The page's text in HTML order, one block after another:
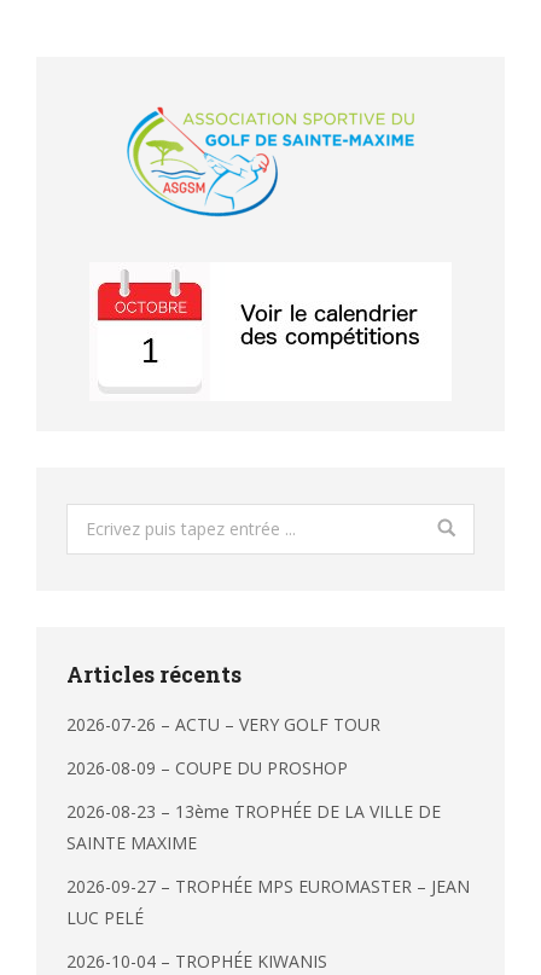
Search:
Articles récents
2026-07-26 – ACTU – VERY GOLF TOUR
2026-08-09 – COUPE DU PROSHOP
2026-08-23 – 13ème TROPHÉE DE LA VILLE DE
SAINTE MAXIME
2026-09-27 – TROPHÉE MPS EUROMASTER – JEAN
LUC PELÉ
2026-10-04 – TROPHÉE KIWANIS